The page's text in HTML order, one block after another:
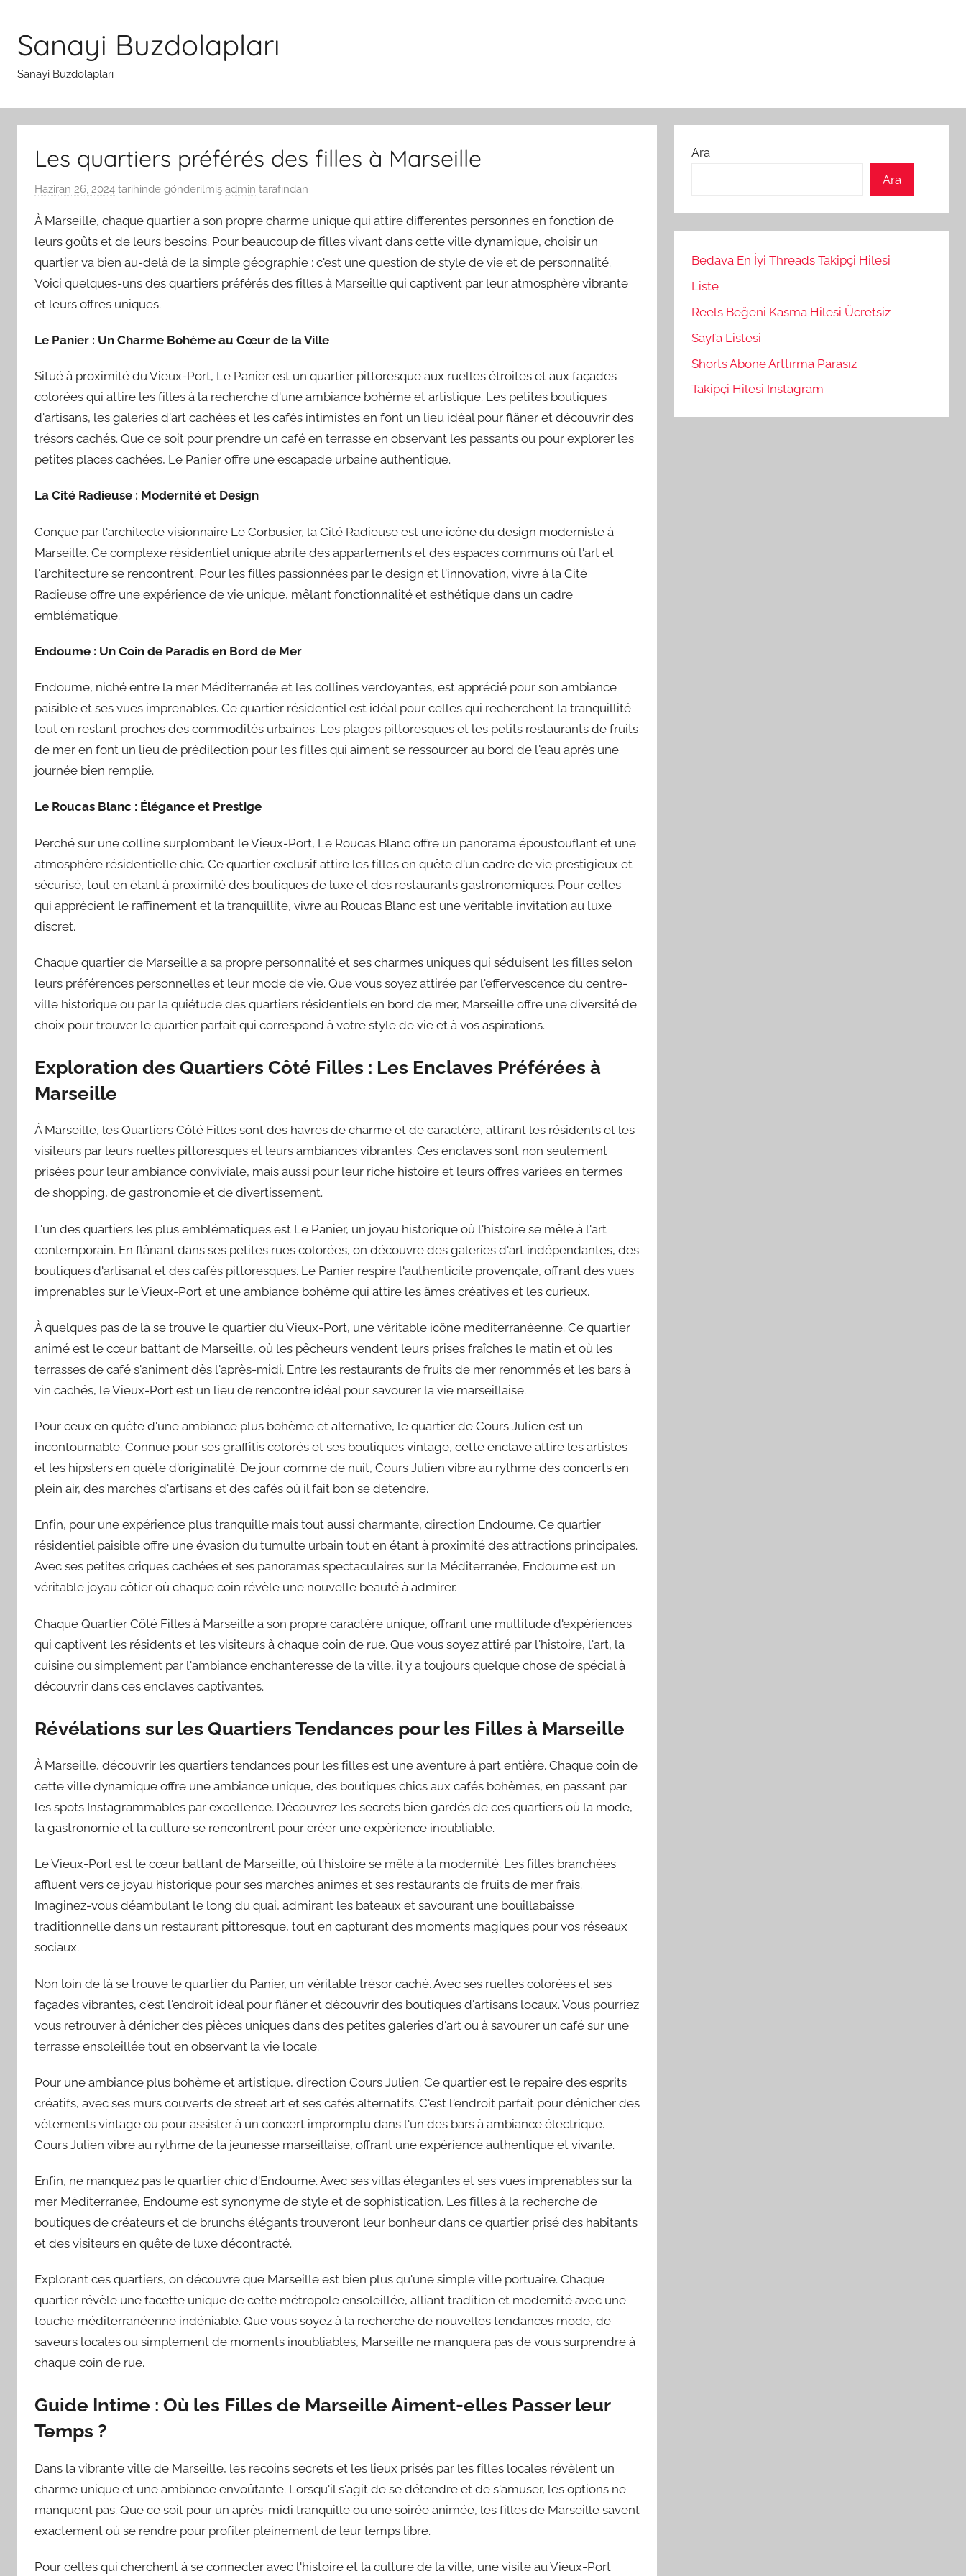
Sanayi Buzdolapları
Sanayi Buzdolapları
Les quartiers préférés des filles à Marseille
Haziran 26, 2024 tarihinde gönderilmiş admin tarafından
À Marseille, chaque quartier a son propre charme unique qui attire différentes personnes en fonction de
leurs goûts et de leurs besoins. Pour beaucoup de filles vivant dans cette ville dynamique, choisir un
quartier va bien au-delà de la simple géographie ; c'est une question de style de vie et de personnalité.
Voici quelques-uns des quartiers préférés des filles à Marseille qui captivent par leur atmosphère vibrante
et leurs offres uniques.
Le Panier : Un Charme Bohème au Cœur de la Ville
Situé à proximité du Vieux-Port, Le Panier est un quartier pittoresque aux ruelles étroites et aux façades
colorées qui attire les filles à la recherche d'une ambiance bohème et artistique. Les petites boutiques
d'artisans, les galeries d'art cachées et les cafés intimistes en font un lieu idéal pour flâner et découvrir des
trésors cachés. Que ce soit pour prendre un café en terrasse en observant les passants ou pour explorer les
petites places cachées, Le Panier offre une escapade urbaine authentique.
La Cité Radieuse : Modernité et Design
Conçue par l'architecte visionnaire Le Corbusier, la Cité Radieuse est une icône du design moderniste à
Marseille. Ce complexe résidentiel unique abrite des appartements et des espaces communs où l'art et
l'architecture se rencontrent. Pour les filles passionnées par le design et l'innovation, vivre à la Cité
Radieuse offre une expérience de vie unique, mêlant fonctionnalité et esthétique dans un cadre
emblématique.
Endoume : Un Coin de Paradis en Bord de Mer
Endoume, niché entre la mer Méditerranée et les collines verdoyantes, est apprécié pour son ambiance
paisible et ses vues imprenables. Ce quartier résidentiel est idéal pour celles qui recherchent la tranquillité
tout en restant proches des commodités urbaines. Les plages pittoresques et les petits restaurants de fruits
de mer en font un lieu de prédilection pour les filles qui aiment se ressourcer au bord de l'eau après une
journée bien remplie.
Le Roucas Blanc : Élégance et Prestige
Perché sur une colline surplombant le Vieux-Port, Le Roucas Blanc offre un panorama époustouflant et une
atmosphère résidentielle chic. Ce quartier exclusif attire les filles en quête d'un cadre de vie prestigieux et
sécurisé, tout en étant à proximité des boutiques de luxe et des restaurants gastronomiques. Pour celles
qui apprécient le raffinement et la tranquillité, vivre au Roucas Blanc est une véritable invitation au luxe
discret.
Chaque quartier de Marseille a sa propre personnalité et ses charmes uniques qui séduisent les filles selon
leurs préférences personnelles et leur mode de vie. Que vous soyez attirée par l'effervescence du centre-
ville historique ou par la quiétude des quartiers résidentiels en bord de mer, Marseille offre une diversité de
choix pour trouver le quartier parfait qui correspond à votre style de vie et à vos aspirations.
Exploration des Quartiers Côté Filles : Les Enclaves Préférées à
Marseille
À Marseille, les Quartiers Côté Filles sont des havres de charme et de caractère, attirant les résidents et les
visiteurs par leurs ruelles pittoresques et leurs ambiances vibrantes. Ces enclaves sont non seulement
prisées pour leur ambiance conviviale, mais aussi pour leur riche histoire et leurs offres variées en termes
de shopping, de gastronomie et de divertissement.
L'un des quartiers les plus emblématiques est Le Panier, un joyau historique où l'histoire se mêle à l'art
contemporain. En flânant dans ses petites rues colorées, on découvre des galeries d'art indépendantes, des
boutiques d'artisanat et des cafés pittoresques. Le Panier respire l'authenticité provençale, offrant des vues
imprenables sur le Vieux-Port et une ambiance bohème qui attire les âmes créatives et les curieux.
À quelques pas de là se trouve le quartier du Vieux-Port, une véritable icône méditerranéenne. Ce quartier
animé est le cœur battant de Marseille, où les pêcheurs vendent leurs prises fraîches le matin et où les
terrasses de café s'animent dès l'après-midi. Entre les restaurants de fruits de mer renommés et les bars à
vin cachés, le Vieux-Port est un lieu de rencontre idéal pour savourer la vie marseillaise.
Pour ceux en quête d'une ambiance plus bohème et alternative, le quartier de Cours Julien est un
incontournable. Connue pour ses graffitis colorés et ses boutiques vintage, cette enclave attire les artistes
et les hipsters en quête d'originalité. De jour comme de nuit, Cours Julien vibre au rythme des concerts en
plein air, des marchés d'artisans et des cafés où il fait bon se détendre.
Enfin, pour une expérience plus tranquille mais tout aussi charmante, direction Endoume. Ce quartier
résidentiel paisible offre une évasion du tumulte urbain tout en étant à proximité des attractions principales.
Avec ses petites criques cachées et ses panoramas spectaculaires sur la Méditerranée, Endoume est un
véritable joyau côtier où chaque coin révèle une nouvelle beauté à admirer.
Chaque Quartier Côté Filles à Marseille a son propre caractère unique, offrant une multitude d'expériences
qui captivent les résidents et les visiteurs à chaque coin de rue. Que vous soyez attiré par l'histoire, l'art, la
cuisine ou simplement par l'ambiance enchanteresse de la ville, il y a toujours quelque chose de spécial à
découvrir dans ces enclaves captivantes.
Révélations sur les Quartiers Tendances pour les Filles à Marseille
À Marseille, découvrir les quartiers tendances pour les filles est une aventure à part entière. Chaque coin de
cette ville dynamique offre une ambiance unique, des boutiques chics aux cafés bohèmes, en passant par
les spots Instagrammables par excellence. Découvrez les secrets bien gardés de ces quartiers où la mode,
la gastronomie et la culture se rencontrent pour créer une expérience inoubliable.
Le Vieux-Port est le cœur battant de Marseille, où l'histoire se mêle à la modernité. Les filles branchées
affluent vers ce joyau historique pour ses marchés animés et ses restaurants de fruits de mer frais.
Imaginez-vous déambulant le long du quai, admirant les bateaux et savourant une bouillabaisse
traditionnelle dans un restaurant pittoresque, tout en capturant des moments magiques pour vos réseaux
sociaux.
Non loin de là se trouve le quartier du Panier, un véritable trésor caché. Avec ses ruelles colorées et ses
façades vibrantes, c'est l'endroit idéal pour flâner et découvrir des boutiques d'artisans locaux. Vous pourriez
vous retrouver à dénicher des pièces uniques dans des petites galeries d'art ou à savourer un café sur une
terrasse ensoleillée tout en observant la vie locale.
Pour une ambiance plus bohème et artistique, direction Cours Julien. Ce quartier est le repaire des esprits
créatifs, avec ses murs couverts de street art et ses cafés alternatifs. C'est l'endroit parfait pour dénicher des
vêtements vintage ou pour assister à un concert impromptu dans l'un des bars à ambiance électrique.
Cours Julien vibre au rythme de la jeunesse marseillaise, offrant une expérience authentique et vivante.
Enfin, ne manquez pas le quartier chic d'Endoume. Avec ses villas élégantes et ses vues imprenables sur la
mer Méditerranée, Endoume est synonyme de style et de sophistication. Les filles à la recherche de
boutiques de créateurs et de brunchs élégants trouveront leur bonheur dans ce quartier prisé des habitants
et des visiteurs en quête de luxe décontracté.
Explorant ces quartiers, on découvre que Marseille est bien plus qu'une simple ville portuaire. Chaque
quartier révèle une facette unique de cette métropole ensoleillée, alliant tradition et modernité avec une
touche méditerranéenne indéniable. Que vous soyez à la recherche de nouvelles tendances mode, de
saveurs locales ou simplement de moments inoubliables, Marseille ne manquera pas de vous surprendre à
chaque coin de rue.
Guide Intime : Où les Filles de Marseille Aiment-elles Passer leur
Temps ?
Dans la vibrante ville de Marseille, les recoins secrets et les lieux prisés par les filles locales révèlent un
charme unique et une ambiance envoûtante. Lorsqu'il s'agit de se détendre et de s'amuser, les options ne
manquent pas. Que ce soit pour un après-midi tranquille ou une soirée animée, les filles de Marseille savent
exactement où se rendre pour profiter pleinement de leur temps libre.
Pour celles qui cherchent à se connecter avec l'histoire et la culture de la ville, une visite au Vieux-Port
Ara
Ara
Bedava En İyi Threads Takipçi Hilesi
Liste
Reels Beğeni Kasma Hilesi Ücretsiz
Sayfa Listesi
Shorts Abone Arttırma Parasız
Takipçi Hilesi Instagram